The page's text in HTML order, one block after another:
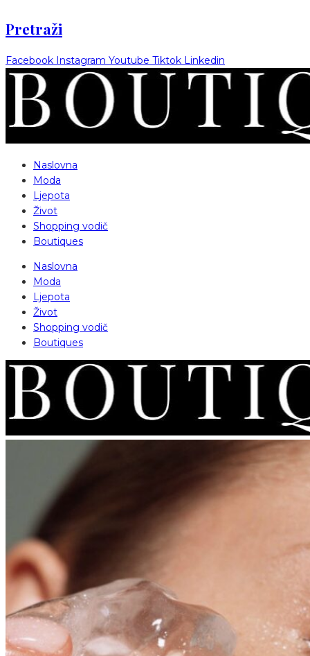
Pretraži
Facebook Instagram Youtube Tiktok Linkedin
Naslovna
Moda
Ljepota
Život
Shopping vodič
Boutiques
Naslovna
Moda
Ljepota
Život
Shopping vodič
Boutiques